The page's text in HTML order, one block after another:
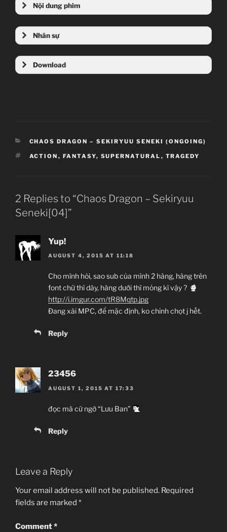
Tên phim:
Tên tiếng Nhật:
Số tập:
Thể loại:
Tragedy,
Ngày phát hành:
Hãng sản xuất:
Nội dung phim
Nhân sự
Download
CATEGORIES
CHAOS DRAGON – SEKIRYUU SENEKI (ONGOING)
TAGS
ACTION , FANTASY, SUPERNATURAL , TRAGEDY
2 Replies to “Chaos Dragon – Sekiryuu
Seneki[04]”
Yup!
AUGUST 4, 2015 AT 11:18
Cho mình hỏi, sao sub của mình 2 hàng, hàng trên
font chữ thì dày, hàng dưới thì mỏng kì vậy ?
http://i.imgur.com/tR8Mqtp.jpg
Đang xài MPC, để mặc định, ko chỉnh chọt j hết.
Reply
23456
AUGUST 1, 2015 AT 17:33
đọc mà cứ ngỡ “Lưu Ban”
Reply
Leave a Reply
Your email address will not be published. Required
fields are marked *
Comment*